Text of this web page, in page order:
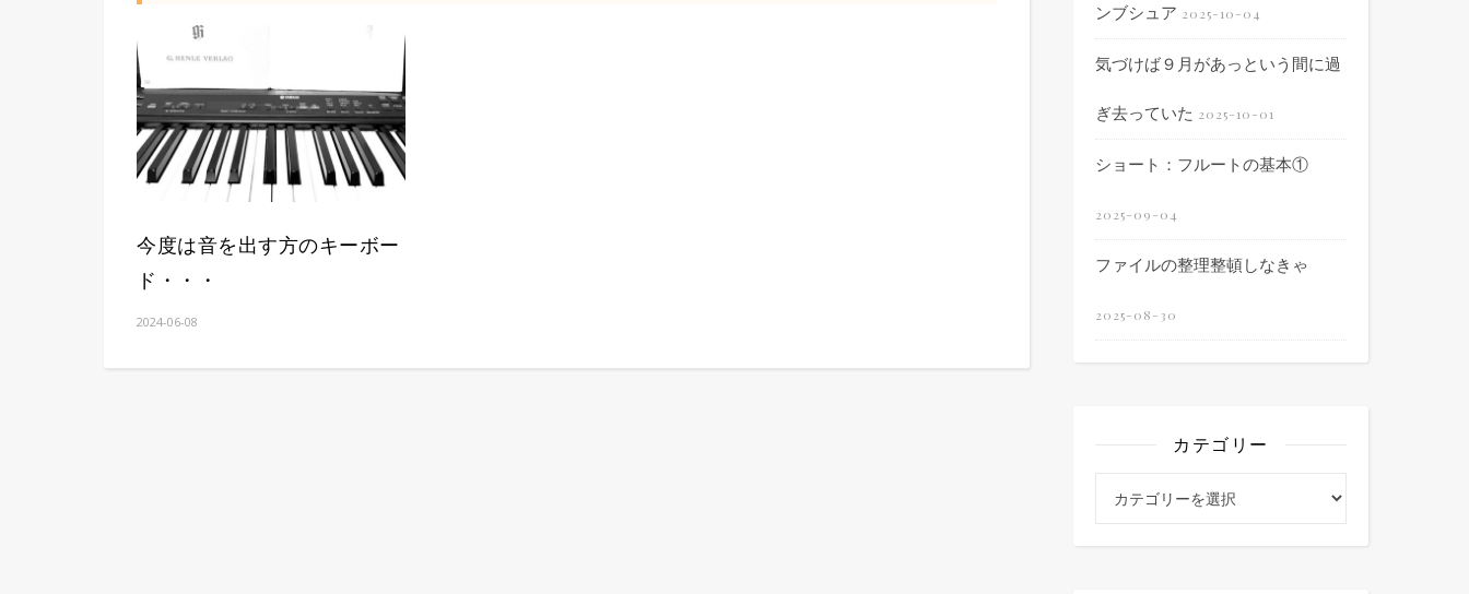
今度は音を出す方のキーボー
ド・・・
2024-06-08
ンブシュア 2025-10-04
気づけば９月があっという間に過
ぎ去っていた 2025-10-01
ショート：フルートの基本①
2025-09-04
ファイルの整理整頓しなきゃ
2025-08-30
カテゴリー